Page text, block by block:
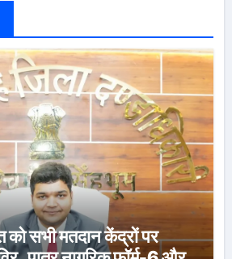
सभी मतदान केंद्रों पर